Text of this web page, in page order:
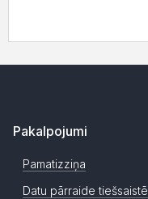
Pakalpojumi
Pamatizziņa
Datu pārraide tiešsaistē